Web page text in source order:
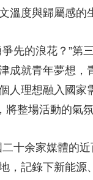
度與歸屬感的
的浪花？”第
就青年夢想，
人理想融入國
整場活動的氣
余家媒體的近
，記錄下新能